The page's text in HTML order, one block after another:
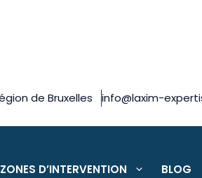
de Bruxelles info@laxim-
ZONES D’INTERVENTION BLOG